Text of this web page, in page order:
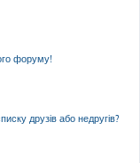
форуму!
друзів або недругів?